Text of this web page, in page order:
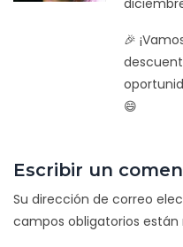
diciembre
🎉
😄
Escribir un
Su dirección de correo
campos obligatorios están